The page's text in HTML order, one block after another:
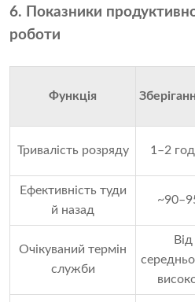
6. Показники
роботи
Функція
Тривалість розряду 1–2
Ефективність туди
й назад
Очікуваний термін
служби
Від